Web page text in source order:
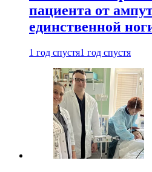
пациента от
единственной
1 год спустя1 год спустя